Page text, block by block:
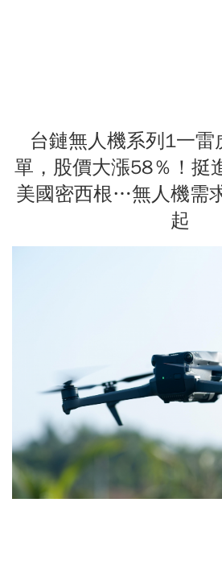
台鏈無人機系列1一
單，股價大漲58％！挺
美國密西根…無人機需
起